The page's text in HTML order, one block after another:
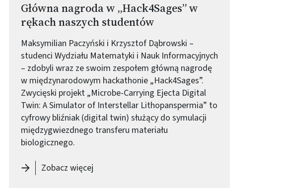
Główna nagroda w „Hack4Sages” w
rękach naszych studentów
Maksymilian Paczyński i Krzysztof Dąbrowski –
studenci Wydziału Matematyki i Nauk Informacyjnych
– zdobyli wraz ze swoim zespołem główną nagrodę
w międzynarodowym hackathonie „Hack4Sages”.
Zwycięski projekt „Microbe-Carrying Ejecta Digital
Twin: A Simulator of Interstellar Lithopanspermia” to
cyfrowy bliźniak (digital twin) służący do symulacji
międzygwiezdnego transferu materiału
biologicznego.
Zobacz więcej-